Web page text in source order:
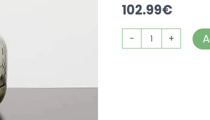
102.99€
- +